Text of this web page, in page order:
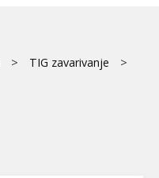
TIG zavarivanje